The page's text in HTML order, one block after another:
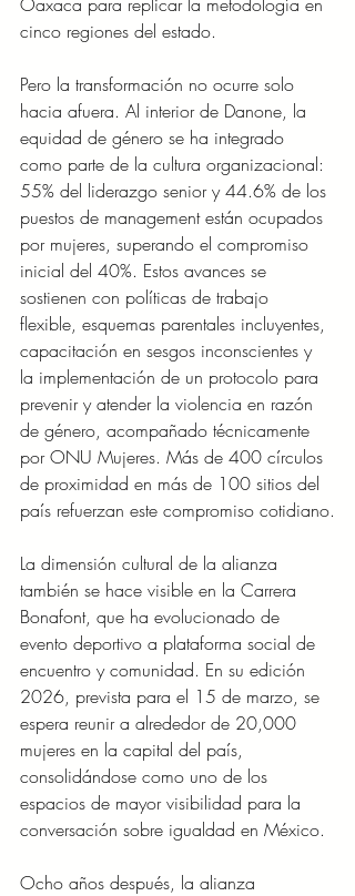
cinco regiones del estado.
Pero la transformación no ocurre solo
hacia afuera. Al interior de Danone, la
equidad de género se ha integrado
como parte de la cultura organizacional:
55% del liderazgo senior y 44.6% de los
puestos de management están ocupados
por mujeres, superando el compromiso
inicial del 40%. Estos avances se
sostienen con políticas de trabajo
flexible, esquemas parentales incluyentes,
capacitación en sesgos inconscientes y
la implementación de un protocolo para
prevenir y atender la violencia en razón
de género, acompañado técnicamente
por ONU Mujeres. Más de 400 círculos
de proximidad en más de 100 sitios del
país refuerzan este compromiso cotidiano.
La dimensión cultural de la alianza
también se hace visible en la Carrera
Bonafont, que ha evolucionado de
evento deportivo a plataforma social de
encuentro y comunidad. En su edición
2026, prevista para el 15 de marzo, se
espera reunir a alrededor de 20,000
mujeres en la capital del país,
consolidándose como uno de los
espacios de mayor visibilidad para la
conversación sobre igualdad en México.
Ocho años después, la alianza